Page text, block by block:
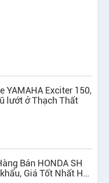
YAMAHA Exciter 150,
lướt ở Thạch Thất
Bán HONDA SH
Giá Tốt Nhất Hà